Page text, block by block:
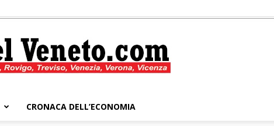
CRONACA DELL’ECONOMIA